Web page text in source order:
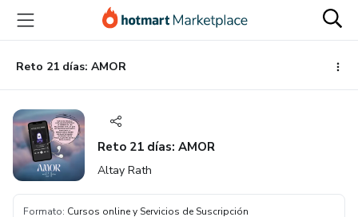
principal
página
de
página
Reto 21 días: AMOR
Reto 21 días: AMOR
Altay Rath
Formato: Cursos online y Servicios de Suscripción